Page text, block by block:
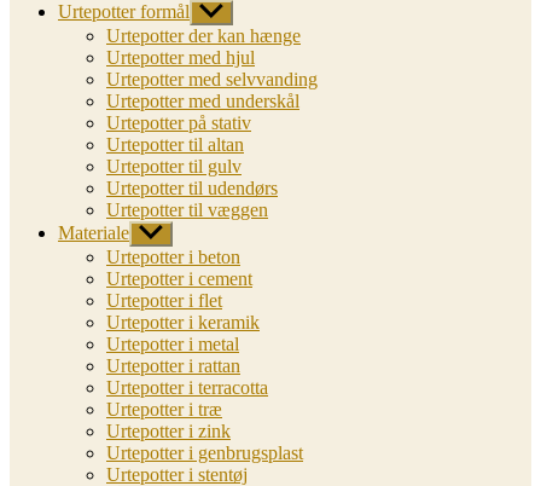
Urtepotter formål Vis
undermenu
Urtepotter der kan hænge
Urtepotter med hjul
Urtepotter med selvvanding
Urtepotter med underskål
Urtepotter på stativ
Urtepotter til altan
Urtepotter til gulv
Urtepotter til udendørs
Urtepotter til væggen
Materiale Vis
undermenu
Urtepotter i beton
Urtepotter i cement
Urtepotter i flet
Urtepotter i keramik
Urtepotter i metal
Urtepotter i rattan
Urtepotter i terracotta
Urtepotter i træ
Urtepotter i zink
Urtepotter i genbrugsplast
Urtepotter i stentøj